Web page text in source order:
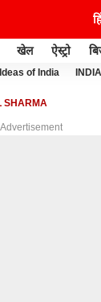
खेल ऐस्ट्रो
Ideas of India
SHARMA
Advertisement